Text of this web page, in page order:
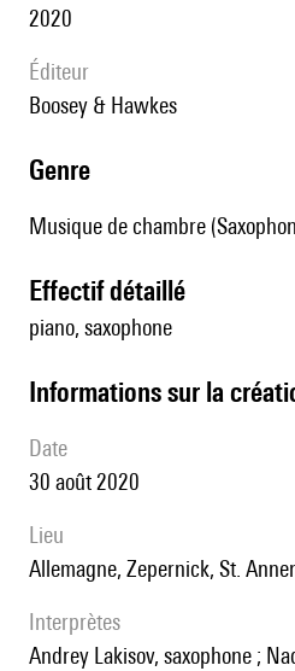
2020
éditeur
Boosey & Hawkes
genre
Musique de chambre
effectif détaillé
piano, saxophone
informations sur la
date
30 août 2020
lieu
Allemagne, Zepernick, St.
interprètes
Andrey Lakisov, saxophone ;